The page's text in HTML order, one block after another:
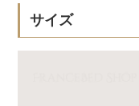
サイズ